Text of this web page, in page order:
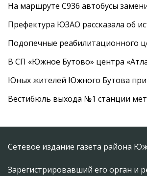
На маршруте С936 автобусы
Префектура ЮЗАО рассказала об
Подопечные реабилитационного
В СП «Южное Бутово» центра
Юных жителей Южного Бутова
Вестибюль выхода №1 станции
Сетевое издание газета района
Зарегистрировавший его орган и